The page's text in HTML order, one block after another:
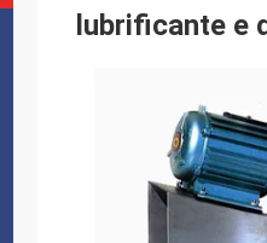
lubrificante e